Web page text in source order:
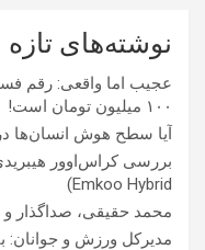
نوشته‌های تازه
عجیب اما واقعی: رقم
۱۰۰ میلیون تومان است!
آیا سطح هوش انسان‌ها
Emkoo Hybrid)
محمد حقیقی، صداگذار و
مدیرکل ورزش و جوانان: